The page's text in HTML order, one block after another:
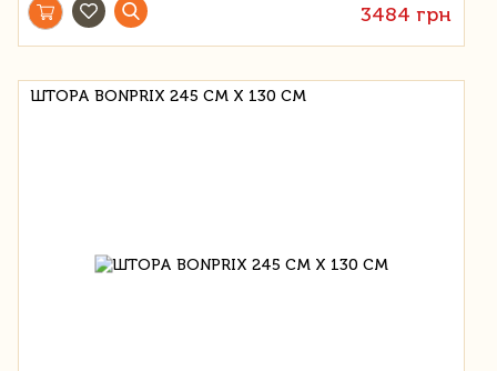
3484 грн
ШТОРА BONPRIX 245 СМ Х 130 СМ